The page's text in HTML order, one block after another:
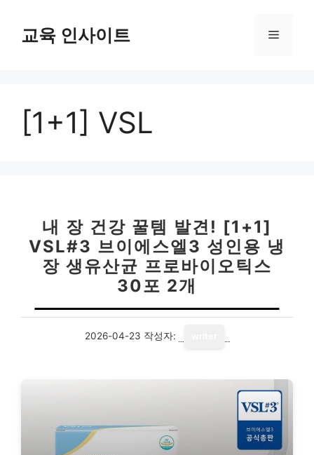
교육 인사이트 메
[1+1] VSL
내 장 건강 꿀템 발견! [1+1]
VSL#3 브이에스엘3 성인용 냉
장 생유산균 프로바이오틱스
30포 2개
2026-04-23 작성자: